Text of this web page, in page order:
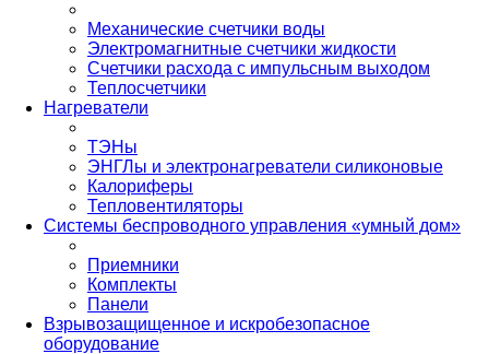
Механические счетчики воды
Электромагнитные счетчики жидкости
Счетчики расхода с импульсным выходом
Теплосчетчики
Нагреватели
ТЭНы
ЭНГЛы и электронагреватели силиконовые
Калориферы
Тепловентиляторы
Системы беспроводного управления «умный дом»
Приемники
Комплекты
Панели
Взрывозащищенное и искробезопасное
оборудование